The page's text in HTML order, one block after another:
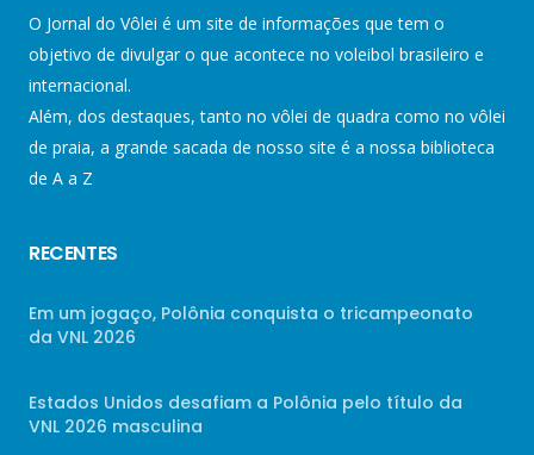
O Jornal do Vôlei é um site de informações que tem o
objetivo de divulgar o que acontece no voleibol brasileiro e
internacional.
Além, dos destaques, tanto no vôlei de quadra como no vôlei
de praia, a grande sacada de nosso site é a nossa biblioteca
de A a Z
RECENTES
Em um jogaço, Polônia conquista o tricampeonato
da VNL 2026
Estados Unidos desafiam a Polônia pelo título da
VNL 2026 masculina